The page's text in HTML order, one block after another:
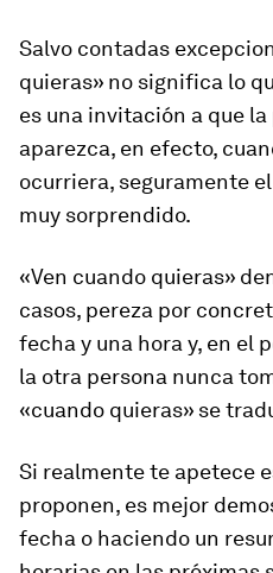
Salvo contadas
quieras» no significa lo
es una invitación a que
aparezca, en efecto,
ocurriera, seguramente
muy sorprendido.
«Ven cuando quieras»
casos, pereza por
fecha y una hora y, en el
la otra persona nunca
«cuando quieras» se
Si realmente te apetece
proponen, es mejor
fecha o haciendo un